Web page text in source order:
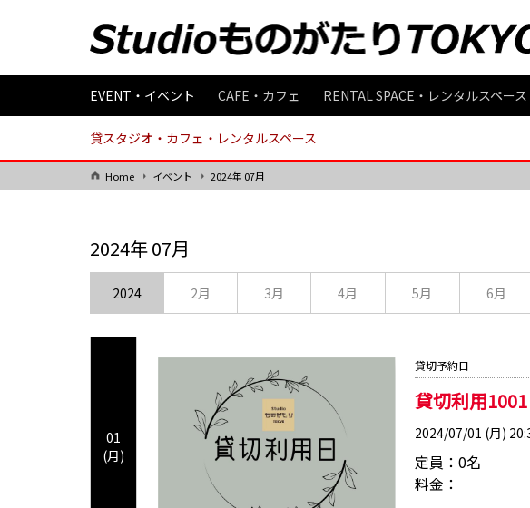
EVENT・イベント CAFE・カフェ RENTAL SPACE・レンタルスペース
貸スタジオ・カフェ・レンタルスペース
Home イベント 2024年 07月
2024年 07月
2024 2月 3月 4月 5月 6月
01
(月)
貸切予約日
貸切利用1001
2024/07/01 (月)
定員：0名
料金：